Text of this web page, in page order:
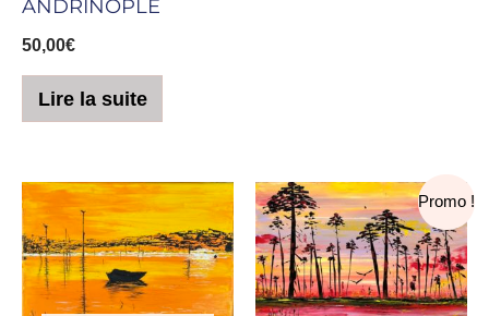
ANDRINOPLE
50,00€
Lire la suite
Promo !
Le
prix
initial
était :
60,00€.
Le
prix
actuel
est :
45,00€.